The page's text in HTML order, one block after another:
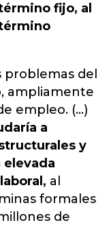
fijo, al
problemas del
ampliamente
empleo. (...)
a
y
elevada
al
formales
de